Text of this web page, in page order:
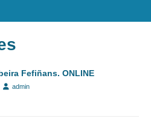
Fefiñans. ONLINE
admin